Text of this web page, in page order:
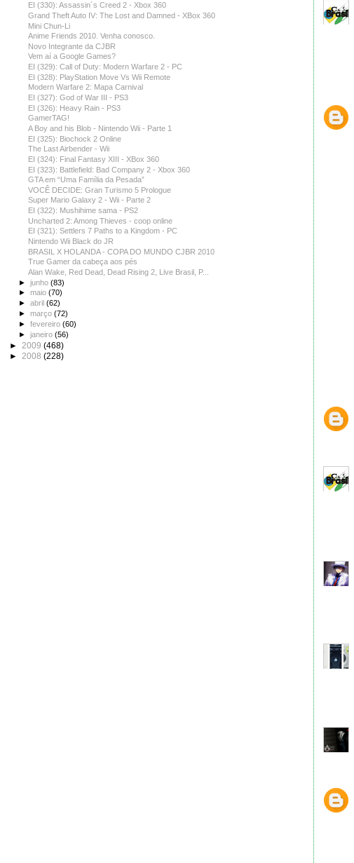
EI (330): Assassin´s Creed 2 - Xbox 360
Grand Theft Auto IV: The Lost and Damned - XBox 360
Mini Chun-Li
Anime Friends 2010. Venha conosco.
Novo Integrante da CJBR
Vem aí a Google Games?
EI (329): Call of Duty: Modern Warfare 2 - PC
EI (328): PlayStation Move Vs Wii Remote
Modern Warfare 2: Mapa Carnival
EI (327): God of War III - PS3
EI (326): Heavy Rain - PS3
GamerTAG!
A Boy and his Blob - Nintendo Wii - Parte 1
EI (325): Biochock 2 Online
The Last Airbender - Wii
EI (324): Final Fantasy XIII - XBox 360
EI (323): Battlefield: Bad Company 2 - Xbox 360
GTA em “Uma Família da Pesada”
VOCÊ DECIDE: Gran Turismo 5 Prologue
Super Mario Galaxy 2 - Wii - Parte 2
EI (322): Mushihime sama - PS2
Uncharted 2: Among Thieves - coop online
EI (321): Settlers 7 Paths to a Kingdom - PC
Nintendo Wii Black do JR
BRASIL X HOLANDA - COPA DO MUNDO CJBR 2010
True Gamer da cabeça aos pés
Alan Wake, Red Dead, Dead Rising 2, Live Brasil, P...
►junho(83)
►maio(70)
►abril(62)
►março(72)
►fevereiro(60)
►janeiro(56)
► 2009 (468)
► 2008 (228)